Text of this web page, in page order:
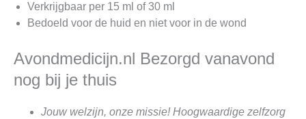
Verkrijgbaar per 15 ml of 30 ml
Bedoeld voor de huid en niet voor in de wond
Avondmedicijn.nl Bezorgd vanavond
nog bij je thuis
Jouw welzijn, onze missie! Hoogwaardige zelfzorg